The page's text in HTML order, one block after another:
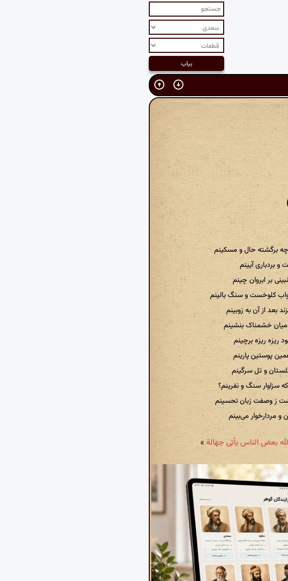
چه برگشته حال و مسکینم
بردباری آیینم
بر ابروان چینم
کلوخست و سنگ بالینم
بعد از آن به زوبینم
خشمناک بنشینم
ریزه ریزه برچینم
پوستین پارینم
و تل سرگینم
سزاوار سنگ و نفرینم؟
ز وصفت زبان تحسینم
مردارخوار می‌بینم
»